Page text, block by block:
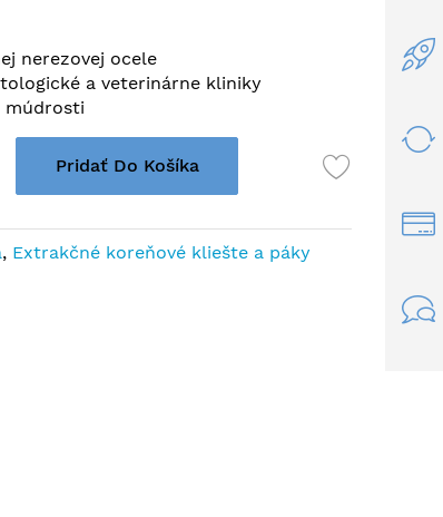
nerezovej ocele
a veterinárne kliniky
múdrosti
Pridať Do Košíka
, Extrakčné koreňové kliešte a páky